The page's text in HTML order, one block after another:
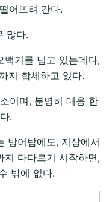
어뜨려 간다.
많다.
기를 넘고 있는데다,
지 합세하고 있다.
이며, 분명히 대응 한
.
방어탑에도, 지상에서
지 다다르기 시작하면,
밖에 없다.